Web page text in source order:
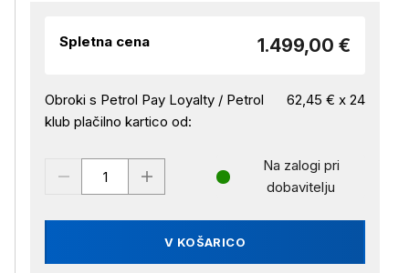
Spletna cena 1.499,00 €
Obroki s Petrol Pay Loyalty / Petrol
klub plačilno kartico od:
62,45 € x 24
V KOŠARICO
Na zalogi pri
dobavitelju